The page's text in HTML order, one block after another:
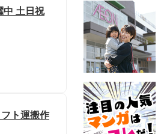
中 土日祝
ト運搬作